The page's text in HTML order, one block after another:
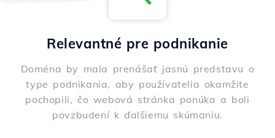
Relevantné pre podnikanie
Doména by mala prenášať jasnú predstavu o
type podnikania, aby používatelia okamžite
pochopili, čo webová stránka ponúka a boli
povzbudení k ďalšiemu skúmaniu.